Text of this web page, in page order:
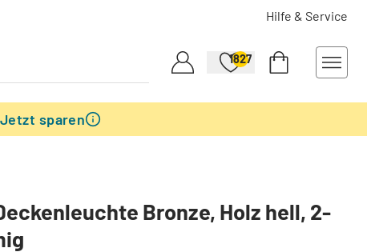
Hilfe & Service
1827
Jetzt sparen
Bronze, Holz hell, 2-